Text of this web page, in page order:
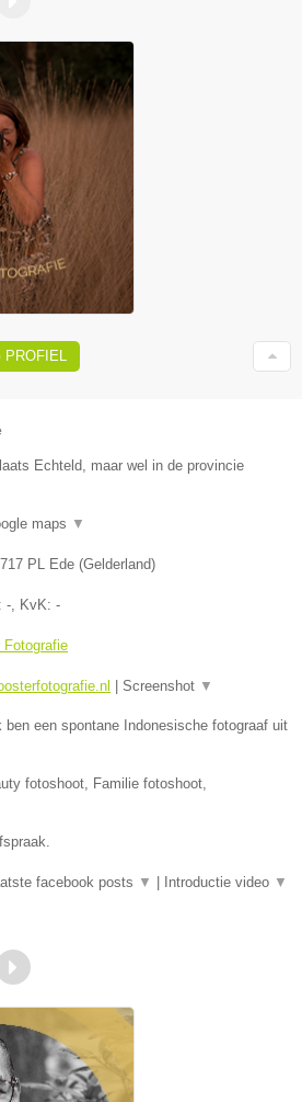
PROFIEL
Echteld, maar wel in de provincie
maps ▼
PL Ede (Gelderland)
-, KvK: -
Fotografie
Screenshot ▼
ben een spontane Indonesische fotograaf uit
fotoshoot, Familie fotoshoot,
facebook posts ▼ Introductie video ▼